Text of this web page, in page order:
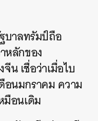
บาลทรัมป์ถือ
หลักของ
น เชื่อว่าเมื่อไบ
อนมกราคม ความ
มือนเดิม